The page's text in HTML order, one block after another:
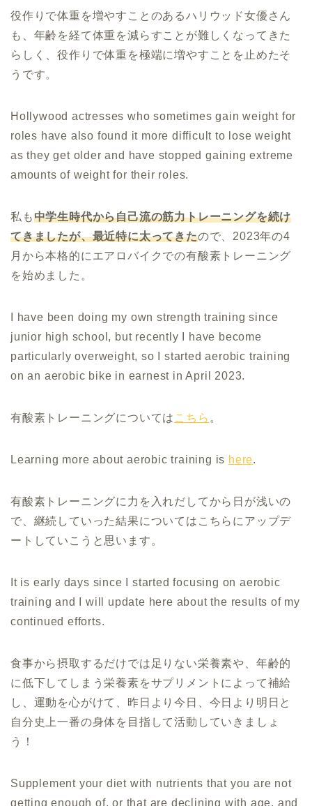
役作りで体重を増やすことのあるハリウッド女優さん
も、年齢を経て体重を減らすことが難しくなってきた
らしく、役作りで体重を極端に増やすことを止めたそ
うです。
Hollywood actresses who sometimes gain weight for
roles have also found it more difficult to lose weight
as they get older and have stopped gaining extreme
amounts of weight for their roles.
私も中学生時代から自己流の筋力トレーニングを続け
てきましたが、最近特に太ってきたので、2023年の4
月から本格的にエアロバイクでの有酸素トレーニング
を始めました。
I have been doing my own strength training since
junior high school, but recently I have become
particularly overweight, so I started aerobic training
on an aerobic bike in earnest in April 2023.
有酸素トレーニングについては こちら 。
Learning more about aerobic training is here.
有酸素トレーニングに力を入れだしてから日が浅いの
で、継続していった結果についてはこちらにアップデ
ートしていこうと思います。
It is early days since I started focusing on aerobic
training and I will update here about the results of my
continued efforts.
食事から摂取するだけでは足りない栄養素や、年齢的
に低下してしまう栄養素をサプリメントによって補給
し、運動を心がけて、昨日より今日、今日より明日と
自分史上一番の身体を目指して活動していきましょ
う！
Supplement your diet with nutrients that you are not
getting enough of, or that are declining with age, and